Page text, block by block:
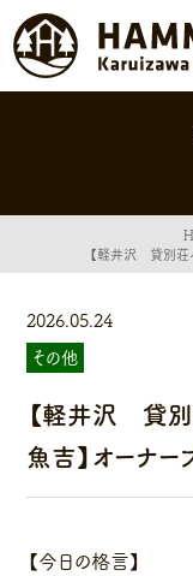
【軽井沢 貸別荘
2026.05.24
その他
【軽井沢 貸別
魚吉】オーナー
【今日の格言】